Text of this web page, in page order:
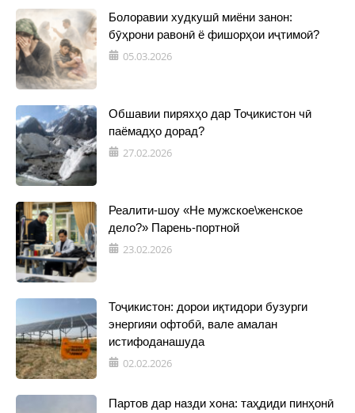
Болоравии худкушӣ миёни занон:
бӯҳрони равонӣ ё фишорҳои иҷтимоӣ?
05.03.2026
Обшавии пиряхҳо дар Тоҷикистон чӣ
паёмадҳо дорад?
27.02.2026
Реалити-шоу «Не мужское\женское
дело?» Парень-портной
23.02.2026
Тоҷикистон: дорои иқтидори бузурги
энергияи офтобӣ, вале амалан
истифоданашуда
02.02.2026
Партов дар назди хона: таҳдиди пинҳонӣ